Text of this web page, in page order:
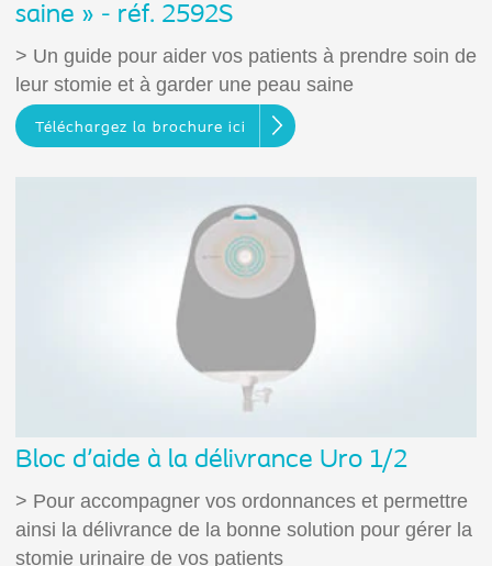
saine » - réf. 2592S
> Un guide pour aider vos patients à prendre soin de
leur stomie et à garder une peau saine
Téléchargez la brochure ici
Bloc d'aide à la délivrance Uro 1/2
> Pour accompagner vos ordonnances et permettre
ainsi la délivrance de la bonne solution pour gérer la
stomie urinaire de vos patients